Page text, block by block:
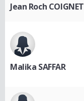
Jean Roch COIGNET
Malika SAFFAR